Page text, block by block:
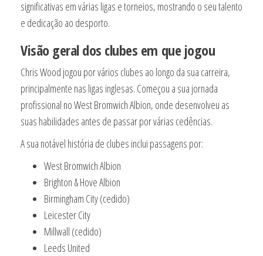
significativas em várias ligas e torneios, mostrando o seu talento
e dedicação ao desporto.
Visão geral dos clubes em que jogou
Chris Wood jogou por vários clubes ao longo da sua carreira,
principalmente nas ligas inglesas. Começou a sua jornada
profissional no West Bromwich Albion, onde desenvolveu as
suas habilidades antes de passar por várias cedências.
A sua notável história de clubes inclui passagens por:
West Bromwich Albion
Brighton & Hove Albion
Birmingham City (cedido)
Leicester City
Millwall (cedido)
Leeds United